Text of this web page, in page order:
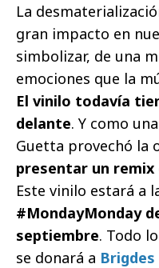
La
gran impacto en
simbolizar, de una
emociones que la
El vinilo todavía
delante. Y como
Guetta provechó la
presentar un remix
Este vinilo estará a
#MondayMonday
septiembre. Todo
se donará a